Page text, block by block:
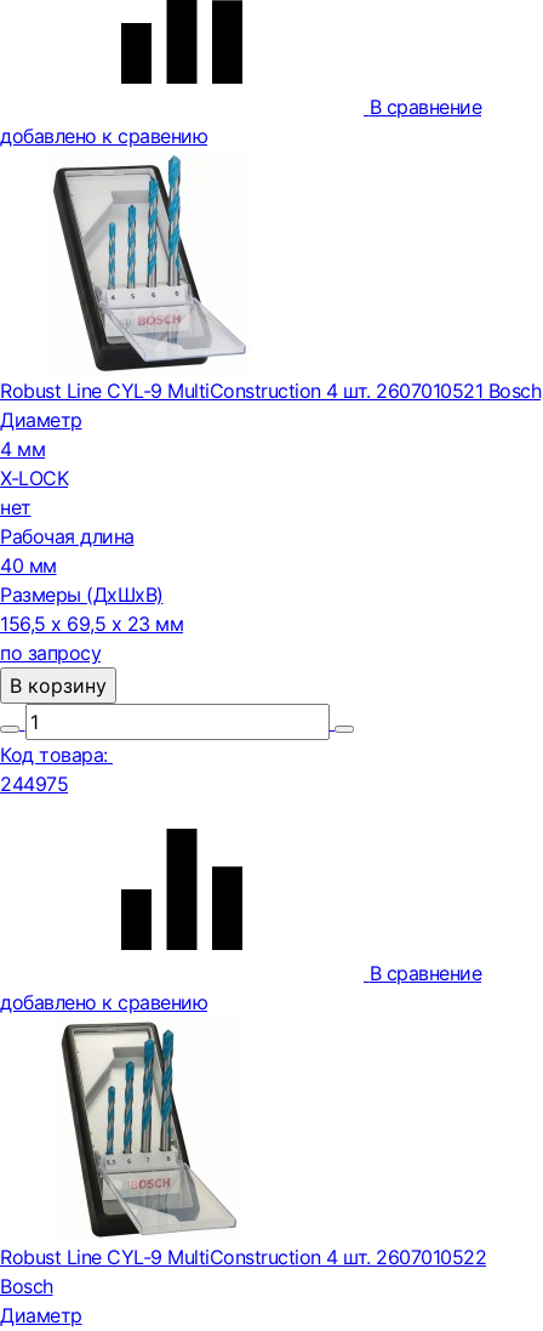
В сравнение
добавлено к сравению
Robust Line CYL-9 MultiConstruction 4 шт. 2607010521 Bosch
Диаметр
4 мм
X-LOCK
нет
Рабочая длина
40 мм
Размеры (ДxШxВ)
156,5 x 69,5 x 23 мм
по запросу
В корзину
Код товара:
244975
В сравнение
добавлено к сравению
Robust Line CYL-9 MultiConstruction 4 шт. 2607010522
Bosch
Диаметр